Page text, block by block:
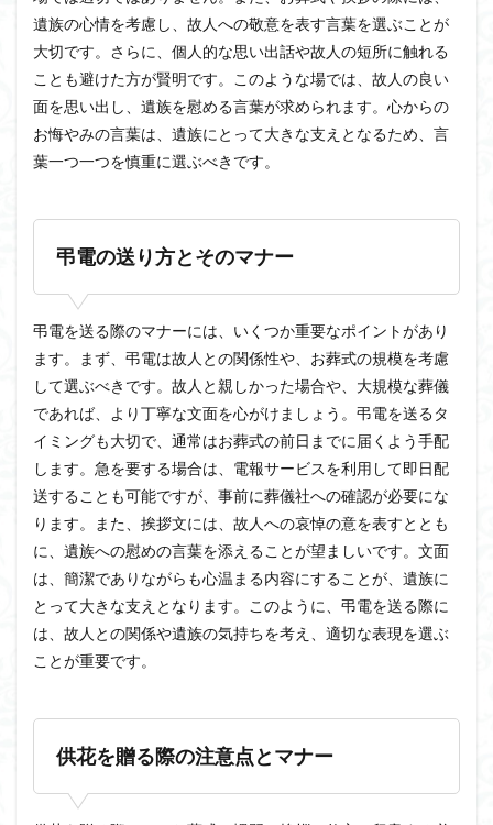
遺族の心情を考慮し、故人への敬意を表す言葉を選ぶことが
大切です。さらに、個人的な思い出話や故人の短所に触れる
ことも避けた方が賢明です。このような場では、故人の良い
面を思い出し、遺族を慰める言葉が求められます。心からの
お悔やみの言葉は、遺族にとって大きな支えとなるため、言
葉一つ一つを慎重に選ぶべきです。
弔電の送り方とそのマナー
弔電を送る際のマナーには、いくつか重要なポイントがあり
ます。まず、弔電は故人との関係性や、お葬式の規模を考慮
して選ぶべきです。故人と親しかった場合や、大規模な葬儀
であれば、より丁寧な文面を心がけましょう。弔電を送るタ
イミングも大切で、通常はお葬式の前日までに届くよう手配
します。急を要する場合は、電報サービスを利用して即日配
送することも可能ですが、事前に葬儀社への確認が必要にな
ります。また、挨拶文には、故人への哀悼の意を表すととも
に、遺族への慰めの言葉を添えることが望ましいです。文面
は、簡潔でありながらも心温まる内容にすることが、遺族に
とって大きな支えとなります。このように、弔電を送る際に
は、故人との関係や遺族の気持ちを考え、適切な表現を選ぶ
ことが重要です。
供花を贈る際の注意点とマナー